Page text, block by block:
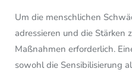
Um die menschlichen
adressieren und die Stärken
Maßnahmen erforderlich.
sowohl die Sensibilisierung